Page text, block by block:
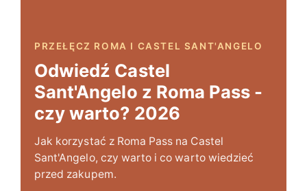
PRZEŁĘCZ ROMA I CASTEL SANT'ANGELO
Odwiedź Castel
Sant'Angelo z Roma Pass -
czy warto? 2026
Jak korzystać z Roma Pass na Castel
Sant'Angelo, czy warto i co warto wiedzieć
przed zakupem.